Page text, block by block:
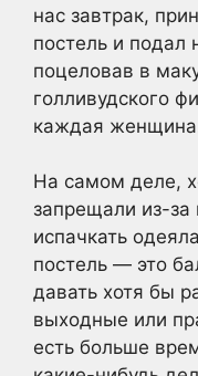
нас завтрак,
постель и
поцеловав в
голливудского
каждая
На самом деле,
запрещали из-за
испачкать
постель — это
давать хотя бы
выходные или
есть больше